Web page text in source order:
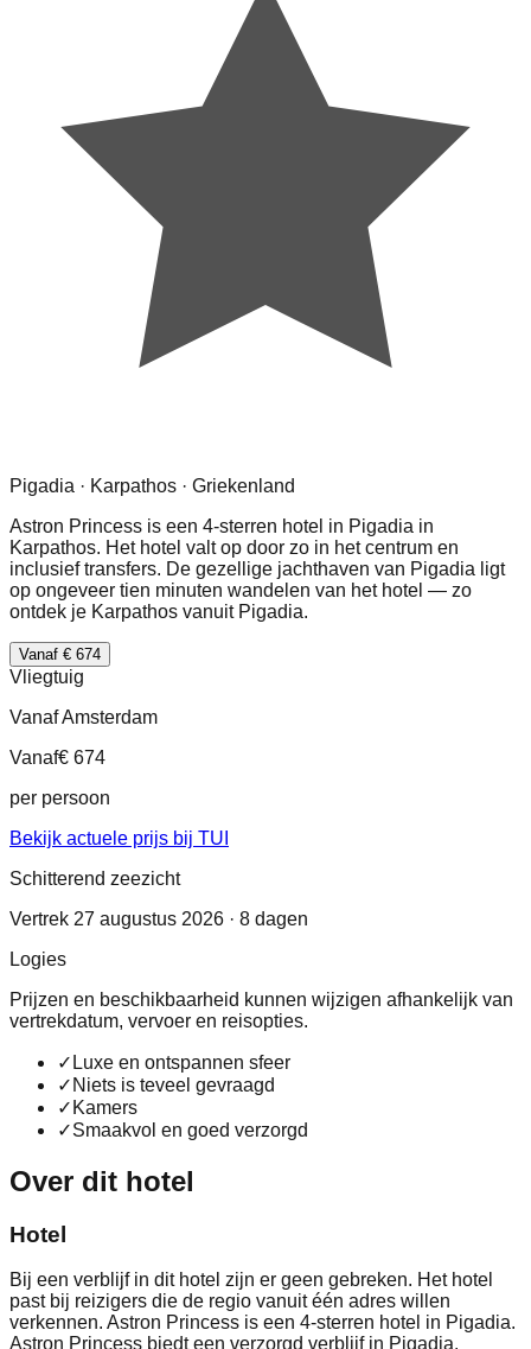
Pigadia · Karpathos · Griekenland
Astron Princess is een 4-sterren hotel in Pigadia in
Karpathos. Het hotel valt op door zo in het centrum en
inclusief transfers. De gezellige jachthaven van Pigadia ligt
op ongeveer tien minuten wandelen van het hotel — zo
ontdek je Karpathos vanuit Pigadia.
Vanaf € 674
Vliegtuig
Vanaf Amsterdam
Vanaf€ 674
per persoon
Bekijk actuele prijs bij TUI
Schitterend zeezicht
Vertrek 27 augustus 2026 · 8 dagen
Logies
Prijzen en beschikbaarheid kunnen wijzigen afhankelijk van
vertrekdatum, vervoer en reisopties.
✓ Luxe en ontspannen sfeer
✓ Niets is teveel gevraagd
✓ Kamers
✓Smaakvol en goed verzorgd
Over dit hotel
Hotel
Bij een verblijf in dit hotel zijn er geen gebreken. Het hotel
past bij reizigers die de regio vanuit één adres willen
verkennen. Astron Princess is een 4-sterren hotel in Pigadia.
Astron Princess biedt een verzorgd verblijf in Pigadia.